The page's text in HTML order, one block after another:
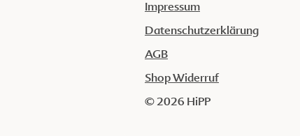
Impressum
Datenschutzerklärung
AGB
Shop Widerruf
© 2026 HiPP